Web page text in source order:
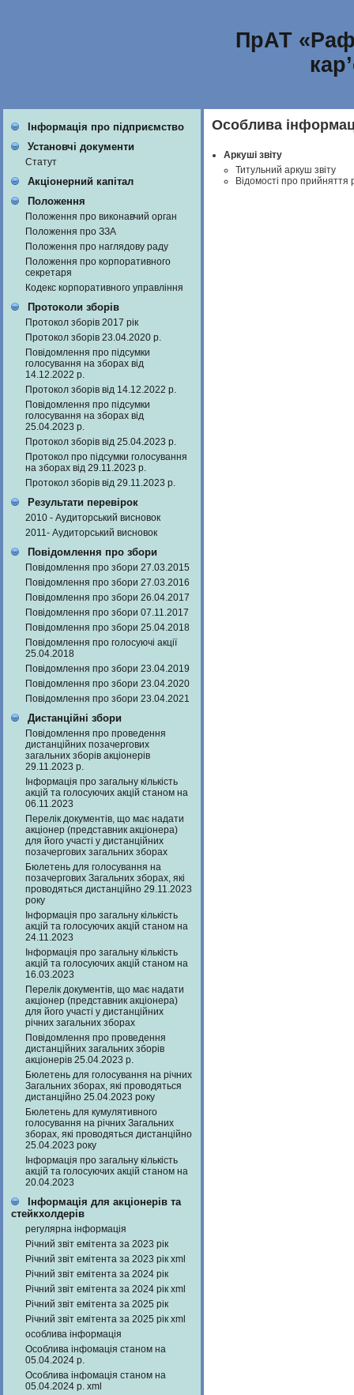
ПрАТ
Інформація про підприємство
Установчі документи
Статут
Акціонерний капітал
Положення
Положення про виконавчий орган
Положення про ЗЗА
Положення про наглядову раду
Положення про корпоративного
секретаря
Кодекс корпоративного управління
Протоколи зборів
Протокол зборів 2017 рік
Протокол зборів 23.04.2020 р.
Повідомлення про підсумки
голосування на зборах від
14.12.2022 р.
Протокол зборів від 14.12.2022 р.
Повідомлення про підсумки
голосування на зборах від
25.04.2023 р.
Протокол зборів від 25.04.2023 р.
Протокол про підсумки голосування
на зборах від 29.11.2023 р.
Протокол зборів від 29.11.2023 р.
Результати перевірок
2010 - Аудиторський висновок
2011- Аудиторський висновок
Повідомлення про збори
Повідомлення про збори 27.03.2015
Повідомлення про збори 27.03.2016
Повідомлення про збори 26.04.2017
Повідомлення про збори 07.11.2017
Повідомлення про збори 25.04.2018
Повідомлення про голосуючі акції
25.04.2018
Повідомлення про збори 23.04.2019
Повідомлення про збори 23.04.2020
Повідомлення про збори 23.04.2021
Дистанційні збори
Повідомлення про проведення
дистанційних позачергових
загальних зборів акціонерів
29.11.2023 р.
Інформація про загальну кількість
акцій та голосуючих акцій станом на
06.11.2023
Перелік документів, що має надати
акціонер (представник акціонера)
для його участі у дистанційних
позачергових загальних зборах
Бюлетень для голосування на
позачергових Загальних зборах, які
проводяться дистанційно 29.11.2023
року
Інформація про загальну кількість
акцій та голосуючих акцій станом на
24.11.2023
Інформація про загальну кількість
акцій та голосуючих акцій станом на
16.03.2023
Перелік документів, що має надати
акціонер (представник акціонера)
для його участі у дистанційних
річних загальних зборах
Повідомлення про проведення
дистанційних загальних зборів
акціонерів 25.04.2023 р.
Бюлетень для голосування на річних
Загальних зборах, які проводяться
дистанційно 25.04.2023 року
Бюлетень для кумулятивного
голосування на річних Загальних
зборах, які проводяться дистанційно
25.04.2023 року
Інформація про загальну кількість
акцій та голосуючих акцій станом на
20.04.2023
Інформація для акціонерів та
стейкхолдерів
регулярна інформація
Річний звіт емітента за 2023 рік
Річний звіт емітента за 2023 рік xml
Річний звіт емітента за 2024 рік
Річний звіт емітента за 2024 рік xml
Річний звіт емітента за 2025 рік
Річний звіт емітента за 2025 рік xml
особлива інформація
Особлива інфомація станом на
05.04.2024 р.
Особлива інфомація станом на
05.04.2024 р. xml
Особлива
Аркуші звіту
Титульний аркуш звіту
Відомості про